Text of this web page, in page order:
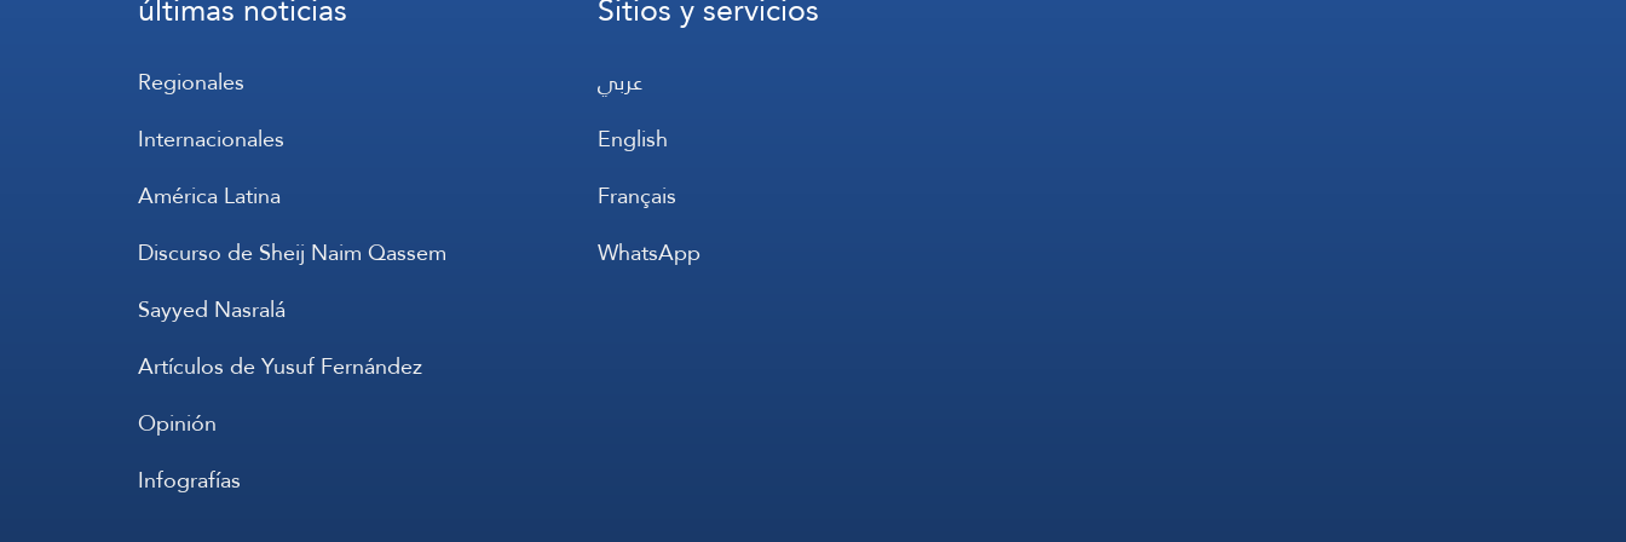
Regionales
Internacionales
América Latina
Discurso de Sheij Naim Qassem
Sayyed Nasralá
Artículos de Yusuf Fernández
Opinión
Infografías
عربي
English
Français
WhatsApp